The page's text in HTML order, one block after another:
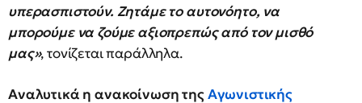
υπερασπιστούν. Ζητάμε το αυτονόητο, να
μπορούμε να ζούμε αξιοπρεπώς από τον μισθό
μας», τονίζεται παράλληλα.
Αναλυτικά η ανακοίνωση τηςΑγωνιστικής